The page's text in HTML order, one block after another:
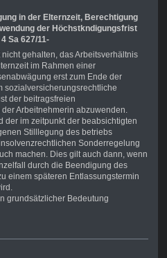
in der Elternzeit, Berechtigung
der Höchstkndigungsfrist
Sa 627/11-
gehalten, das Arbeitsverhältnis
im Rahmen einer
erst zum Ende der
sozialversicherungsrechtliche
der beitragsfreien
Arbeitnehmerin abzuwenden.
der im zeitpunkt der beabsichtigten
Stilllegung des betriebs
Sonderregelung
machen. Dies gilt auch dann, wenn
durch die Beendigung des
einem späteren Entlassungstermin
grundsätzlicher Bedeutung